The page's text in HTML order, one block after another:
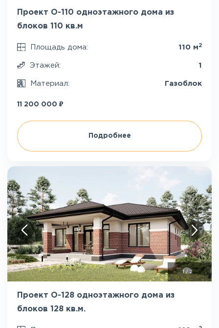
Проект О-110 одноэтажного дома из
блоков 110 кв.м
Площадь дома: 110 м 2
Этажей: 1
Материал: Газоблок
11 200 000 ₽
Подробнее
1/ 2
Проект О-128 одноэтажного дома из
блоков 128 кв.м.